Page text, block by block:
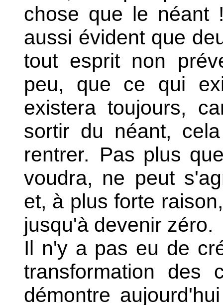
chose que le néant
aussi évident que
tout esprit non
peu, que ce qui
existera toujours,
sortir du néant,
rentrer. Pas plus
voudra, ne peut
et, à plus forte
jusqu'à devenir zéro.
Il n'y a pas eu de
transformation des
démontre